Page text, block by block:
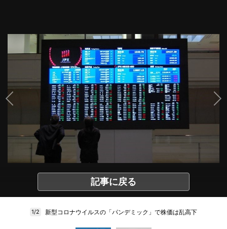
記事に戻る
1/2 新型コロナウイルスの「パンデミック」で株価は乱高下